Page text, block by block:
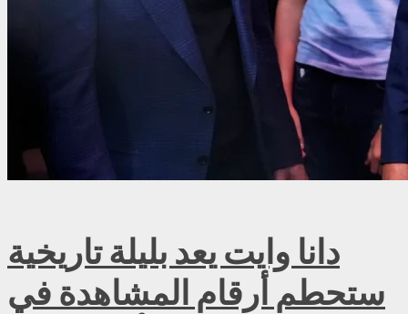
دانا وايت يعد بليلة تاريخية
ستحطم أرقام المشاهدة في